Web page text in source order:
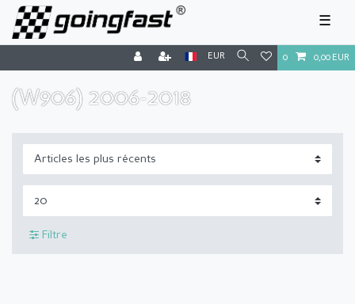
☰
EUR 0 0,00 EUR
(W906) 2006-2018
Filtre